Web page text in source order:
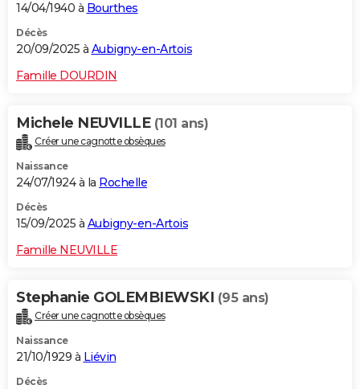
14/04/1940 à Bourthes
Décès
20/09/2025 à Aubigny-en-Artois
Famille DOURDIN
Michele NEUVILLE (101 ans)
Créer une cagnotte obsèques
Naissance
24/07/1924 à la Rochelle
Décès
15/09/2025 à Aubigny-en-Artois
Famille NEUVILLE
Stephanie GOLEMBIEWSKI (95 ans)
Créer une cagnotte obsèques
Naissance
21/10/1929 à Liévin
Décès